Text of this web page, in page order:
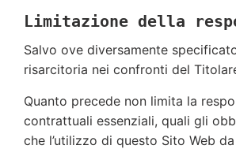
Limitazione della
Salvo ove diversamente
risarcitoria nei confronti del
Quanto precede non limita la
contrattuali essenziali, quali gli
che l’utilizzo di questo Sito Web